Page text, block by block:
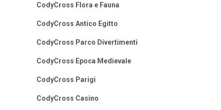
CodyCross Flora e Fauna
CodyCross Antico Egitto
CodyCross Parco Divertimenti
CodyCross Epoca Medievale
CodyCross Parigi
CodyCross Casino